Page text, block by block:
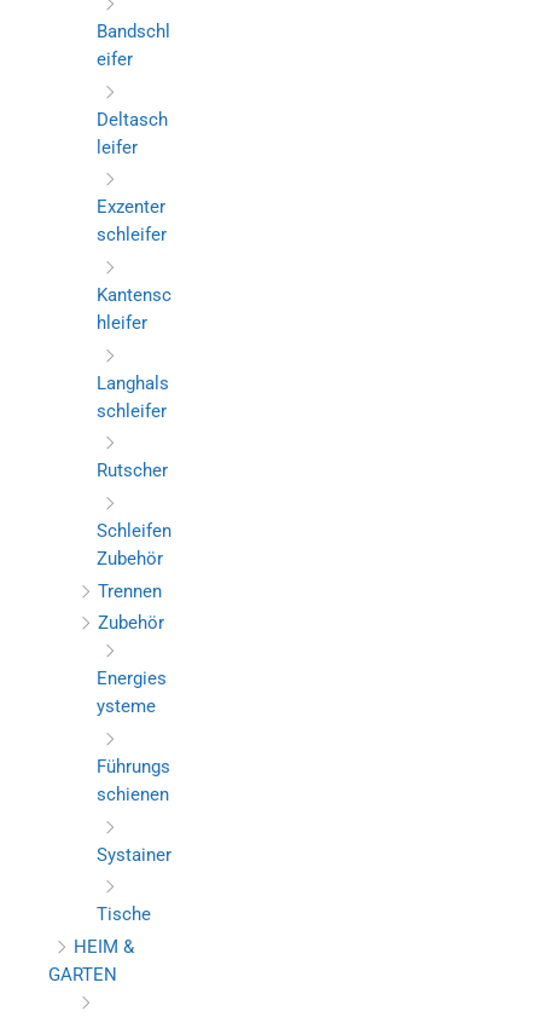
Bandschl
eifer
Deltasch
leifer
Exzenter
schleifer
Kantensc
hleifer
Langhals
schleifer
Rutscher
Schleifen
Zubehör
Trennen
Zubehör
Energies
ysteme
Führungs
schienen
Systainer
Tische
HEIM &
GARTEN